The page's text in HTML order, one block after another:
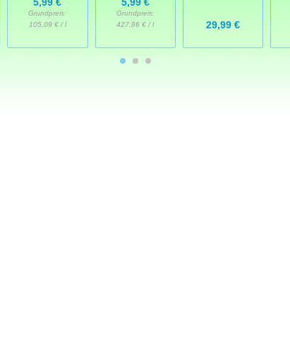
Grundpreis:
105,09 € / l
Grundpreis:
427,86 € / l
29,99 €